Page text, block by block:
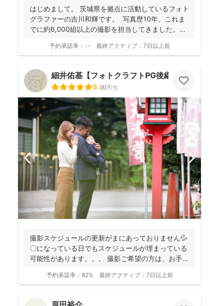
ても「楽しかった！」と気持ちがよみがえる写真を残す
ことを、心がけて活動されていらっしゃいます！
はじめまして。 茨城県を拠点に活動しているフォト
グラファーの吉川和輝です。 写真歴10年、これま
でに約6,000組以上の撮影を担当してきました。 ...
予約承諾率： -- 最終アクティブ： 7日以上前
細井佑基【フォトクラフトPG後継ぎ】
5 (8)男性
撮影スケジュールの更新がまにあっておりません💦
〇になっている日でもスケジュールが埋まっている
可能性があります。。。 撮影ご希望の方は、お手数
予約承諾率： 82% 最終アクティブ： 7日以上前